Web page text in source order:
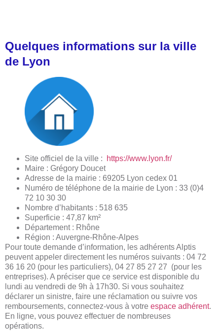
Quelques informations sur la ville
de Lyon
Site officiel de la ville :
https://www.lyon.fr/
Maire : Grégory Doucet
Adresse de la mairie : 69205 Lyon cedex 01
Numéro de téléphone de la mairie de Lyon : 33 (0)4
72 10 30 30
Nombre d’habitants : 518 635
Superficie : 47,87 km²
Département : Rhône
Région : Auvergne-Rhône-Alpes
Pour toute demande d’information, les adhérents Alptis
peuvent appeler directement les numéros suivants : 04 72
36 16 20 (pour les particuliers), 04 27 85 27 27 (pour les
entreprises). A préciser que ce service est disponible du
lundi au vendredi de 9h à 17h30. Si vous souhaitez
déclarer un sinistre, faire une réclamation ou suivre vos
remboursements, connectez-vous à votre espace adhérent.
En ligne, vous pouvez effectuer de nombreuses
opérations.